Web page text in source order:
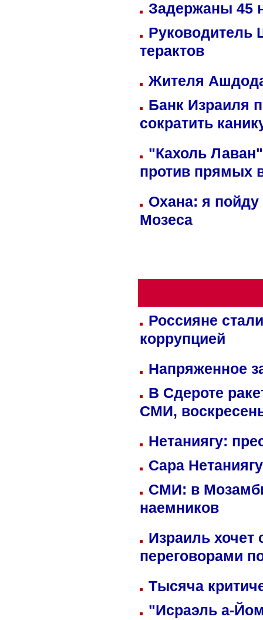
Задержаны 45
Руководитель
терактов
Жителя
Банк Израиля
сократить
"Кахоль
против прямых
Охана: я пойду
Мозеса
Россияне
коррупцией
Напряженное
В Сдероте
СМИ,
Нетаниягу:
Сара
СМИ: в
наемников
Израиль хочет
переговорами
Тысяча
"Исраэль а-